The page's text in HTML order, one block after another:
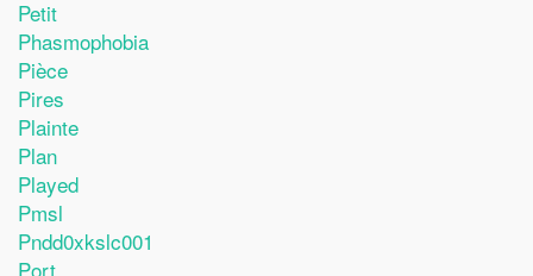
Petit
Phasmophobia
Pièce
Pires
Plainte
Plan
Played
Pmsl
Pndd0xkslc001
Port